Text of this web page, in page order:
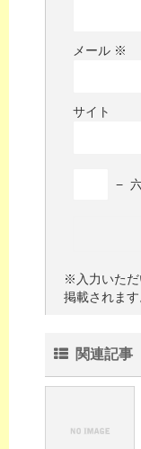
メール ※
サイト
−
※入力いただ
掲載されます
関連記事